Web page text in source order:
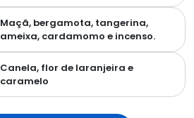
Maçã, bergamota, tangerina,
ameixa, cardamomo e incenso.
Canela, flor de laranjeira e
caramelo